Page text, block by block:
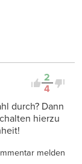
2
4
durch? Dann
hierzu
melden